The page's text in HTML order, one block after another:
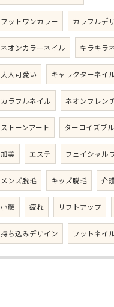
フットワンカラー カラフルデ
ネオンカラーネイル キラキラ
大人可愛い キャラクターネイ
カラフルネイル ネオンフレン
ストーンアート ターコイズブ
加美 エステ フェイシャル
メンズ脱毛 キッズ脱毛 介
小顔 疲れ リフトアップ
持ち込みデザイン フットネイ